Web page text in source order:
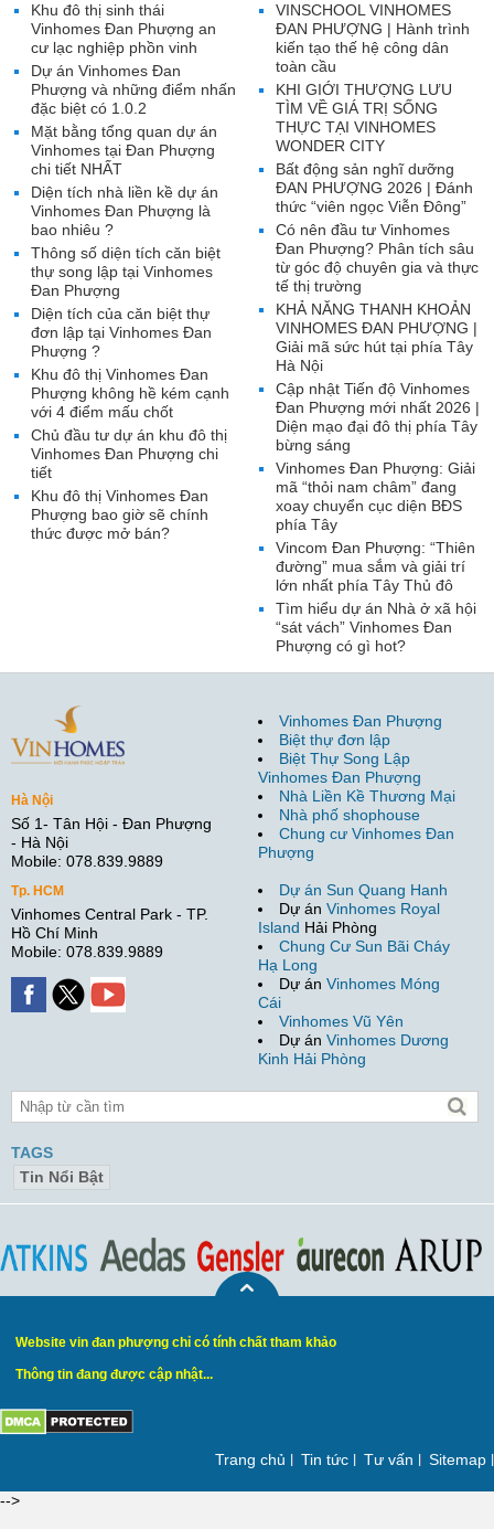
VINSCHOOL VINHOMES
ĐAN PHƯỢNG | Hành trình
kiến tạo thế hệ công dân
toàn cầu
KHI GIỚI THƯỢNG LƯU
TÌM VỀ GIÁ TRỊ SỐNG
THỰC TẠI VINHOMES
WONDER CITY
Bất động sản nghĩ dưỡng
ĐAN PHƯỢNG 2026 | Đánh
thức “viên ngọc Viễn Đông”
Có nên đầu tư Vinhomes
Đan Phượng? Phân tích sâu
từ góc độ chuyên gia và thực
tế thị trường
KHẢ NĂNG THANH KHOẢN
VINHOMES ĐAN PHƯỢNG |
Giải mã sức hút tại phía Tây
Hà Nội
Cập nhật Tiến độ Vinhomes
Đan Phượng mới nhất 2026 |
Diện mạo đại đô thị phía Tây
bừng sáng
Vinhomes Đan Phượng: Giải
mã “thỏi nam châm” đang
xoay chuyển cục diện BĐS
phía Tây
Vincom Đan Phượng: “Thiên
đường” mua sắm và giải trí
lớn nhất phía Tây Thủ đô
Tìm hiểu dự án Nhà ở xã hội
“sát vách” Vinhomes Đan
Phượng có gì hot?
Khu đô thị sinh thái
Vinhomes Đan Phượng an
cư lạc nghiệp phồn vinh
Dự án Vinhomes Đan
Phượng và những điểm nhấn
đặc biệt có 1.0.2
Mặt bằng tổng quan dự án
Vinhomes tại Đan Phượng
chi tiết NHẤT
Diện tích nhà liền kề dự án
Vinhomes Đan Phượng là
bao nhiêu ?
Thông số diện tích căn biệt
thự song lập tại Vinhomes
Đan Phượng
Diện tích của căn biệt thự
đơn lập tại Vinhomes Đan
Phượng ?
Khu đô thị Vinhomes Đan
Phượng không hề kém cạnh
với 4 điểm mấu chốt
Chủ đầu tư dự án khu đô thị
Vinhomes Đan Phượng chi
tiết
Khu đô thị Vinhomes Đan
Phượng bao giờ sẽ chính
thức được mở bán?
Hà Nội
Số 1- Tân Hội - Đan Phượng
- Hà Nội
Mobile: 078.839.9889
Tp. HCM
Vinhomes Central Park - TP.
Hồ Chí Minh
Mobile: 078.839.9889
Vinhomes Đan Phượng
Biệt thự đơn lập
Biệt Thự Song Lập
Vinhomes Đan Phượng
Nhà Liền Kề Thương Mại
Nhà phố shophouse
Chung cư Vinhomes Đan
Phượng
Dự án Sun Quang Hanh
Dự án Vinhomes Royal
Island Hải Phòng
Chung Cư Sun Bãi Cháy
Hạ Long
Dự án Vinhomes Móng
Cái
Vinhomes Vũ Yên
Dự án Vinhomes Dương
Kinh Hải Phòng
TAGS
Tin Nổi Bật
Website vin đan phượng chỉ có tính chất tham khảo
Thông tin đang được cập nhật...
Trang chủ Tin tức Tư vấn Sitemap
-->